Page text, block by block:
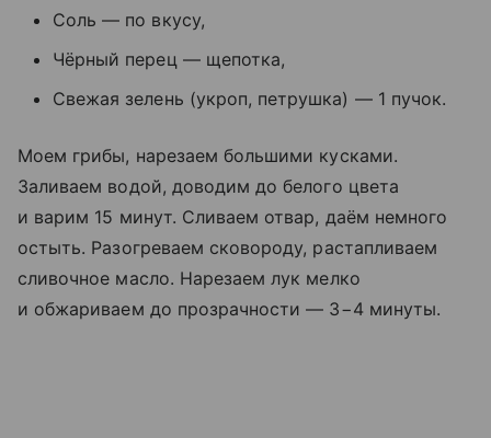
Соль — по вкусу,
Чёрный перец — щепотка,
Свежая зелень (укроп, петрушка) — 1 пучок.
Моем грибы, нарезаем большими кусками.
Заливаем водой, доводим до белого цвета
и варим 15 минут. Сливаем отвар, даём немного
остыть. Разогреваем сковороду, растапливаем
сливочное масло. Нарезаем лук мелко
и обжариваем до прозрачности — 3−4 минуты.